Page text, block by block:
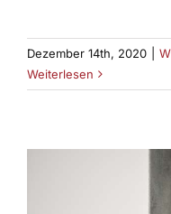
Dezember 14th, 2020
Weiterlesen